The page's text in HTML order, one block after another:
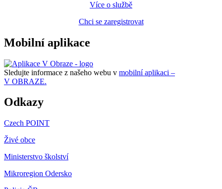
Více o službě
Chci se zaregistrovat
Mobilní aplikace
Sledujte informace z našeho webu v mobilní aplikaci –
V OBRAZE.
Odkazy
Czech POINT
Živé obce
Ministerstvo školství
Mikroregion Odersko